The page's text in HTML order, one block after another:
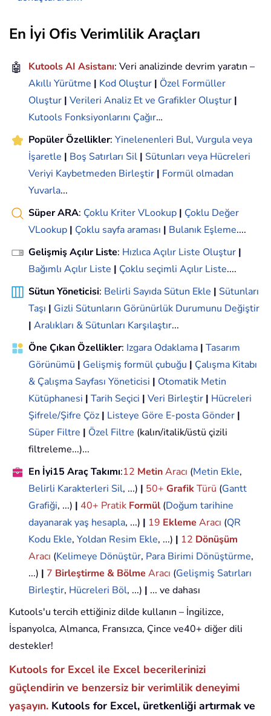
En İyi Ofis Verimlilik Araçları
🤖 Kutools AI Asistanı: Veri analizinde devrim yaratın –
Akıllı Yürütme | Kod Oluştur | Özel Formüller
Oluştur | Verileri Analiz Et ve Grafikler Oluştur |
Kutools Fonksiyonlarını Çağır…
Popüler Özellikler: Yinelenenleri Bul, Vurgula veya
İşaretle | Boş Satırları Sil | Sütunları veya Hücreleri
Veriyi Kaybetmeden Birleştir | Formül olmadan
Yuvarla...
Süper ARA: Çoklu Kriter VLookup | Çoklu Değer
VLookup | Çoklu sayfa araması | Bulanık Eşleme....
Gelişmiş Açılır Liste: Hızlıca Açılır Liste Oluştur |
Bağımlı Açılır Liste | Çoklu seçimli Açılır Liste....
Sütun Yöneticisi: Belirli Sayıda Sütun Ekle | Sütunları
Taşı | Gizli Sütunların Görünürlük Durumunu Değiştir
| Aralıkları & Sütunları Karşılaştır...
Öne Çıkan Özellikler: Izgara Odaklama | Tasarım
Görünümü | Gelişmiş formül çubuğu | Çalışma Kitabı
& Çalışma Sayfası Yöneticisi | Otomatik Metin
Kütüphanesi | Tarih Seçici | Veri Birleştir | Hücreleri
Şifrele/Şifre Çöz | Listeye Göre E-posta Gönder |
Süper Filtre | Özel Filtre (kalın/italik/üstü çizili
filtreleme...)...
En İyi15 Araç Takımı:12 MetinAracı (Metin Ekle,
Belirli Karakterleri Sil, ...) | 50+ GrafikTürü (Gantt
Grafiği, ...) | 40+ Pratik Formül (Doğum tarihine
dayanarak yaş hesapla, ...) | 19 Ekleme Aracı (QR
Kodu Ekle, Yoldan Resim Ekle, ...) | 12 Dönüşüm
Aracı (Kelimeye Dönüştür, Para Birimi Dönüştürme,
...) | 7 Birleştirme & Bölme Aracı (Gelişmiş Satırları
Birleştir, Hücreleri Böl, ...) | ... ve dahası
Kutools'u tercih ettiğiniz dilde kullanın – İngilizce,
İspanyolca, Almanca, Fransızca, Çince ve40+ diğer dili
destekler!
Kutools for Excel ile Excel becerilerinizi
güçlendirin ve benzersiz bir verimlilik deneyimi
yaşayın. Kutools for Excel, üretkenliği artırmak ve